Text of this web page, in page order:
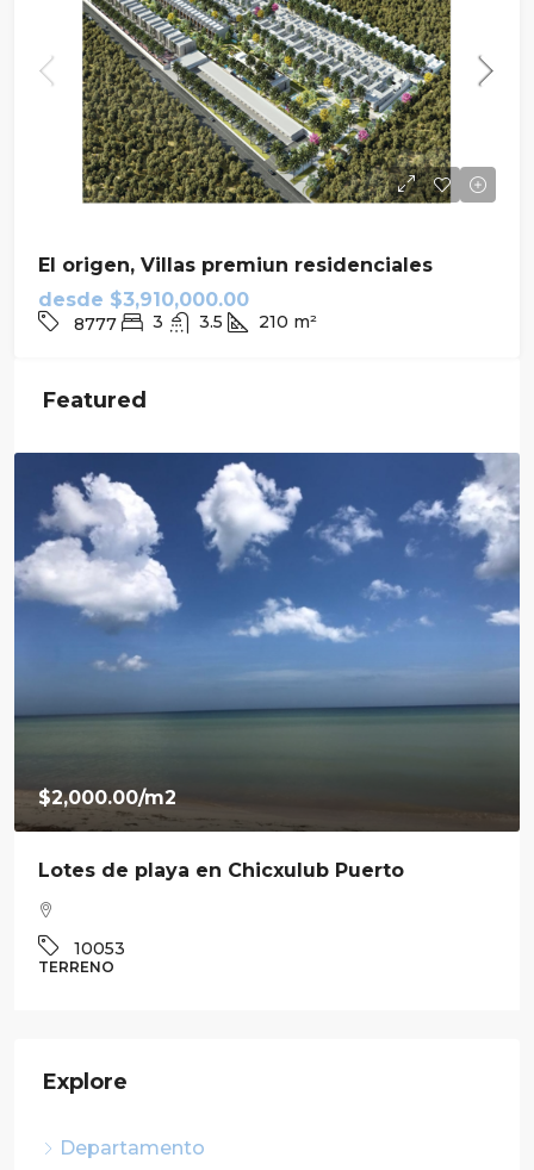
El origen, Villas premiun residenciales
desde $3,910,000.00
8777 3 3.5 210 m²
Featured
$2,000.00/m2
Lotes de playa en Chicxulub Puerto
10053
TERRENO
Explore
Departamento